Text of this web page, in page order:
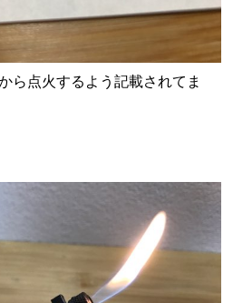
ら点火するよう記載されてま